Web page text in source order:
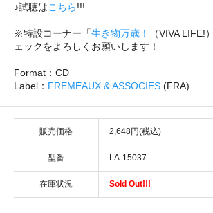
♪試聴はこちら!!!
※特設コーナー「生き物万歳！
（VIVA LIFE!
ェックをよろしくお願いします！
Format：CD
Label： FREMEAUX & ASSOCIES (FRA)
販売価格 2,648円(税込)
型番 LA-15037
在庫状況 Sold Out!!!